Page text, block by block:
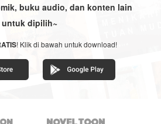
buku audio, dan konten lain
untuk dipilih~
! Klik di bawah untuk download!